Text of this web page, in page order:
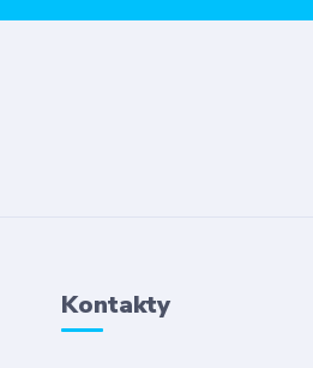
Kontakty